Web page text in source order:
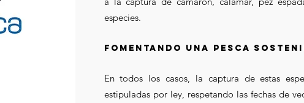
especies.
En todos los casos, la captura de estas
estipuladas por ley, respetando las fechas de
fomentando una pesca